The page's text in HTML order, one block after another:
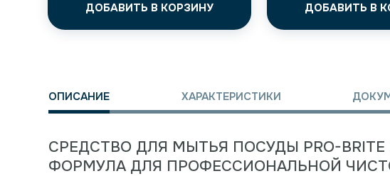
ДОБАВИТЬ В КОРЗИНУ ДОБАВИТЬ В
ОПИСАНИЕ ХАРАКТЕРИСТИКИ
СРЕДСТВО ДЛЯ МЫТЬЯ ПОСУДЫ PRO-BRITE
ФОРМУЛА ДЛЯ ПРОФЕССИОНАЛЬНОЙ